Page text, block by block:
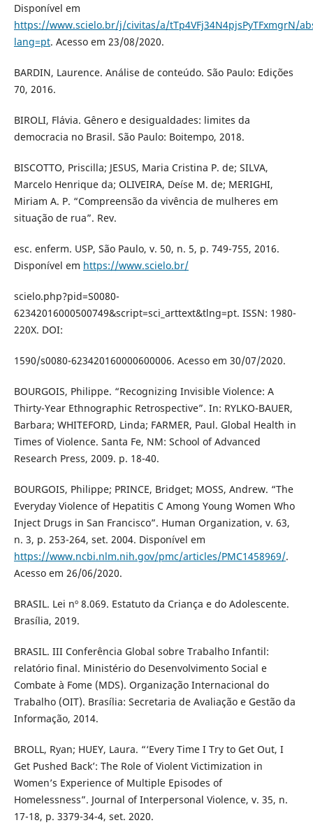
Disponível em
https://www.scielo.br/j/civitas/a/tTp4VFj34N4pjsPyTFxmgrN/
lang=pt. Acesso em 23/08/2020.
BARDIN, Laurence. Análise de conteúdo. São Paulo: Edições
70, 2016.
BIROLI, Flávia. Gênero e desigualdades: limites da
democracia no Brasil. São Paulo: Boitempo, 2018.
BISCOTTO, Priscilla; JESUS, Maria Cristina P. de; SILVA,
Marcelo Henrique da; OLIVEIRA, Deíse M. de; MERIGHI,
Miriam A. P. “Compreensão da vivência de mulheres em
situação de rua”. Rev.
esc. enferm. USP, São Paulo, v. 50, n. 5, p. 749-755, 2016.
Disponível em https://www.scielo.br/
scielo.php?pid=S0080-
62342016000500749&script=sci_arttext&tlng=pt. ISSN: 1980-
220X. DOI:
1590/s0080-623420160000600006. Acesso em 30/07/2020.
BOURGOIS, Philippe. “Recognizing Invisible Violence: A
Thirty-Year Ethnographic Retrospective”. In: RYLKO-BAUER,
Barbara; WHITEFORD, Linda; FARMER, Paul. Global Health in
Times of Violence. Santa Fe, NM: School of Advanced
Research Press, 2009. p. 18-40.
BOURGOIS, Philippe; PRINCE, Bridget; MOSS, Andrew. “The
Everyday Violence of Hepatitis C Among Young Women Who
Inject Drugs in San Francisco”. Human Organization, v. 63,
n. 3, p. 253-264, set. 2004. Disponível em
https://www.ncbi.nlm.nih.gov/pmc/articles/PMC1458969/.
Acesso em 26/06/2020.
BRASIL. Lei nº 8.069. Estatuto da Criança e do Adolescente.
Brasília, 2019.
BRASIL. III Conferência Global sobre Trabalho Infantil:
relatório final. Ministério do Desenvolvimento Social e
Combate à Fome (MDS). Organização Internacional do
Trabalho (OIT). Brasília: Secretaria de Avaliação e Gestão da
Informação, 2014.
BROLL, Ryan; HUEY, Laura. “‘Every Time I Try to Get Out, I
Get Pushed Back’: The Role of Violent Victimization in
Women’s Experience of Multiple Episodes of
Homelessness”. Journal of Interpersonal Violence, v. 35, n.
17-18, p. 3379-34-4, set. 2020.